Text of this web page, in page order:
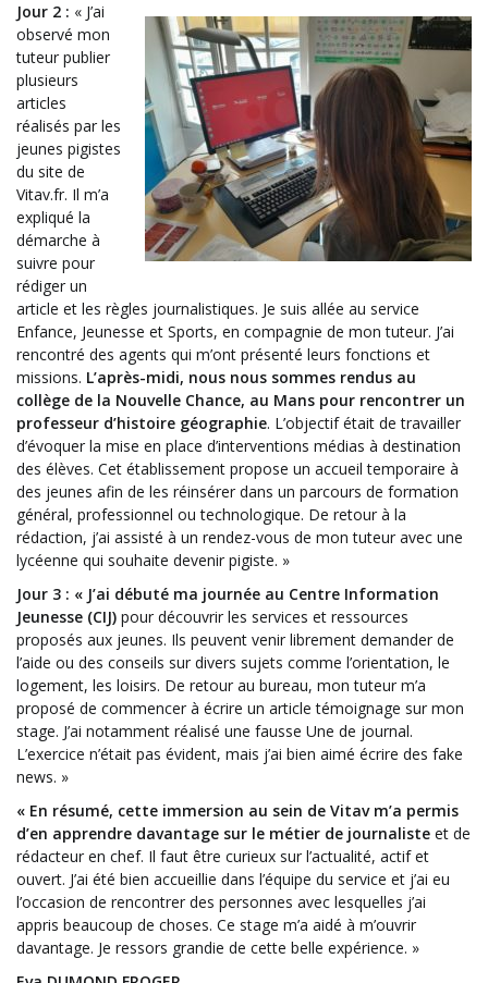
Jour 2 : « J’ai
observé mon
tuteur publier
plusieurs
articles
réalisés par les
jeunes pigistes
du site de
Vitav.fr. Il m’a
expliqué la
démarche à
suivre pour
rédiger un
article et les règles journalistiques. Je suis allée au service
Enfance, Jeunesse et Sports, en compagnie de mon tuteur. J’ai
rencontré des agents qui m’ont présenté leurs fonctions et
missions. L’après-midi, nous nous sommes rendus au
collège de la Nouvelle Chance, au Mans pour rencontrer un
professeur d’histoire géographie. L’objectif était de travailler
d’évoquer la mise en place d’interventions médias à destination
des élèves. Cet établissement propose un accueil temporaire à
des jeunes afin de les réinsérer dans un parcours de formation
général, professionnel ou technologique. De retour à la
rédaction, j’ai assisté à un rendez-vous de mon tuteur avec une
lycéenne qui souhaite devenir pigiste. »
Jour 3 : « J’ai débuté ma journée au Centre Information
Jeunesse (CIJ) pour découvrir les services et ressources
proposés aux jeunes. Ils peuvent venir librement demander de
l’aide ou des conseils sur divers sujets comme l’orientation, le
logement, les loisirs. De retour au bureau, mon tuteur m’a
proposé de commencer à écrire un article témoignage sur mon
stage. J’ai notamment réalisé une fausse Une de journal.
L’exercice n’était pas évident, mais j’ai bien aimé écrire des fake
news. »
« En résumé, cette immersion au sein de Vitav m’a permis
d’en apprendre davantage sur le métier de journaliste et de
rédacteur en chef. Il faut être curieux sur l’actualité, actif et
ouvert. J’ai été bien accueillie dans l’équipe du service et j’ai eu
l’occasion de rencontrer des personnes avec lesquelles j’ai
appris beaucoup de choses. Ce stage m’a aidé à m’ouvrir
davantage. Je ressors grandie de cette belle expérience. »